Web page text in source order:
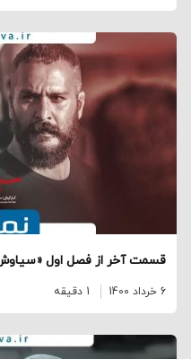
قسمت آخر از فصل اول
6 خرداد 1400 1 دقیقه